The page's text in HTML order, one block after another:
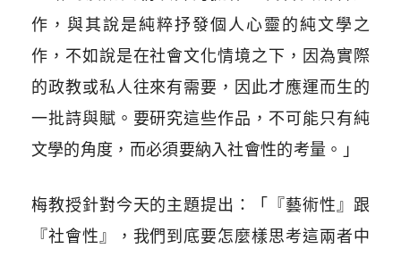
作，與其說是純粹抒發個人心靈的純文學之
作，不如說是在社會文化情境之下，因為實際
的政教或私人往來有需要，因此才應運而生的
一批詩與賦。要研究這些作品，不可能只有純
文學的角度，而必須要納入社會性的考量。」
梅教授針對今天的主題提出：「『藝術性』跟
『社會性』，我們到底要怎麼樣思考這兩者中